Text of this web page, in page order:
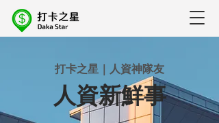
打卡之星｜人資神隊友
人資新鮮事